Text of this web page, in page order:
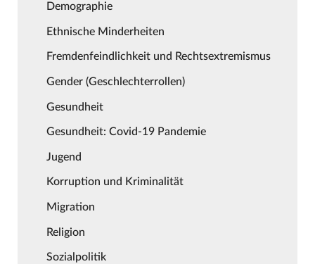
Demographie
Ethnische Minderheiten
Fremdenfeindlichkeit und Rechtsextremismus
Gender (Geschlechterrollen)
Gesundheit
Gesundheit: Covid-19 Pandemie
Jugend
Korruption und Kriminalität
Migration
Religion
Sozialpolitik